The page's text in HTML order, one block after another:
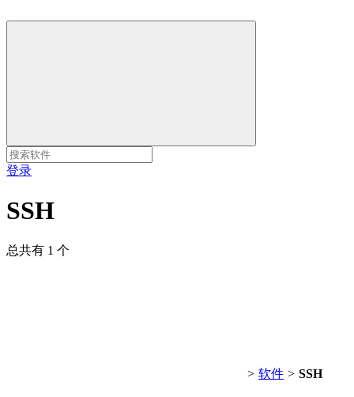
登录
SSH
总共有 1 个
> 软件 > SSH